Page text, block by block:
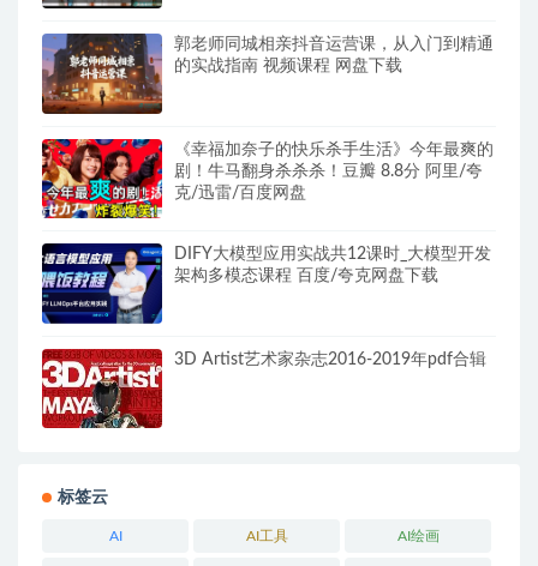
郭老师同城相亲抖音运营课，从入门到精通
的实战指南 视频课程 网盘下载
《幸福加奈子的快乐杀手生活》今年最爽的
剧！牛马翻身杀杀杀！豆瓣 8.8分 阿里/夸
克/迅雷/百度网盘
DIFY大模型应用实战共12课时_大模型开发
架构多模态课程 百度/夸克网盘下载
3D Artist艺术家杂志2016-2019年pdf合辑
标签云
AI AI工具 AI绘画